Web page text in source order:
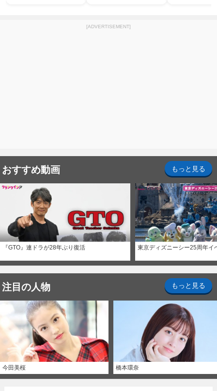
[ADVERTISEMENT]
おすすめ動画 もっと見る
『GTO』連ドラが28年ぶり復活 東京ディズニーシー25周年イ
注目の人物 もっと見る
今田美桜 橋本環奈